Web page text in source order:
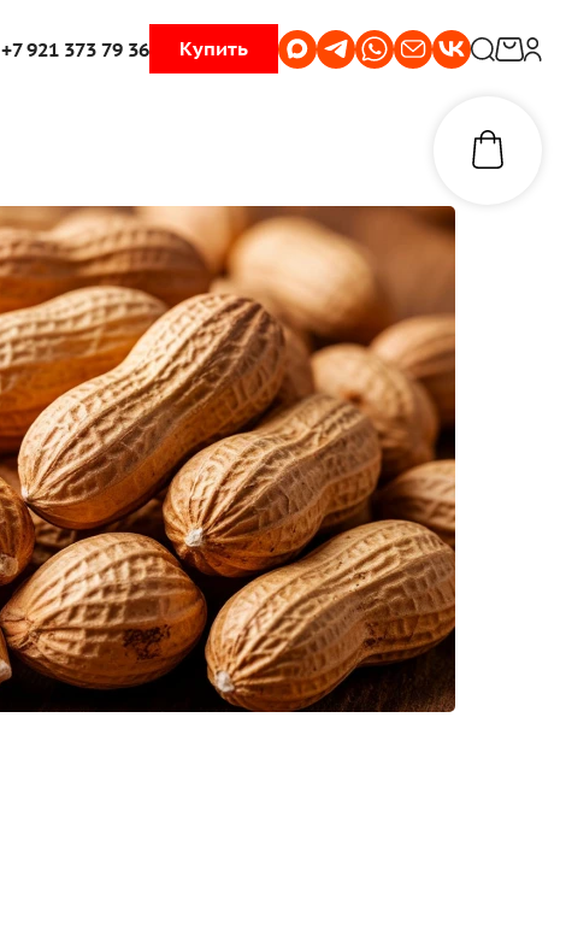
+7 921 373 79 36 Купить